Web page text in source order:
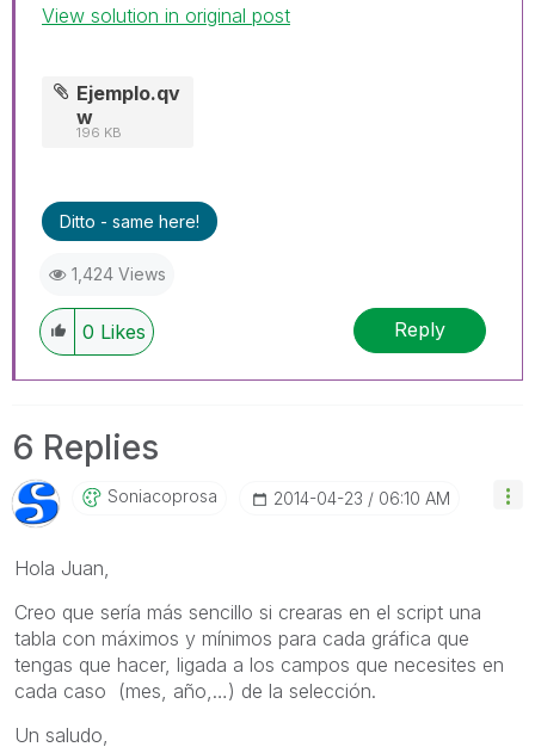
View solution in original post
Ejemplo.qv
w
196 KB
Ditto - same here!
1,424 Views
0 Likes Reply
6 Replies
Soniacoprosa ‎2014-04-23 06:10 AM
Hola Juan,
Creo que sería más sencillo si crearas en el script una
tabla con máximos y mínimos para cada gráfica que
tengas que hacer, ligada a los campos que necesites en
cada caso (mes, año,…) de la selección.
Un saludo,